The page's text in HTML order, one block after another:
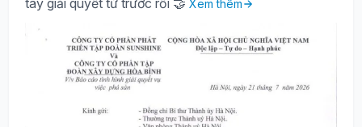
Xem thêm